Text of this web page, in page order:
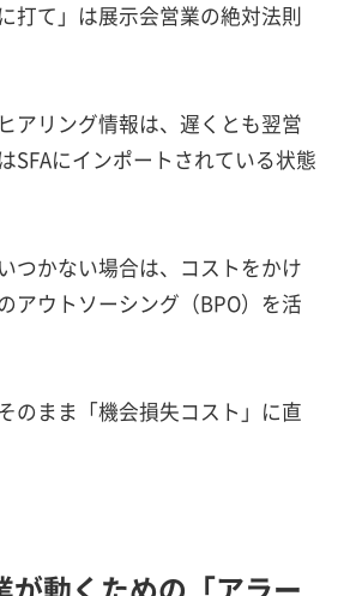
打て」は展示会営業の絶対法則
アリング情報は、遅くとも翌営
SFAにインポートされている状態
つかない場合は、コストをかけ
アウトソーシング（BPO）を活
のまま「機会損失コスト」に直